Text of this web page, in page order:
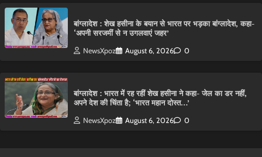
बांग्लादेश : शेख हसीना के बयान से भारत पर भड़का बांग्लादेश, कहा-
‘अपनी सरजमीं से न उगलवाएं जहर’
NewsXpoz August 6, 2026 0
बांग्लादेश : भारत में रह रहीं शेख हसीना ने कहा- जेल का डर नहीं,
अपने देश की चिंता है; ‘भारत महान दोस्त…’
NewsXpoz August 6, 2026 0